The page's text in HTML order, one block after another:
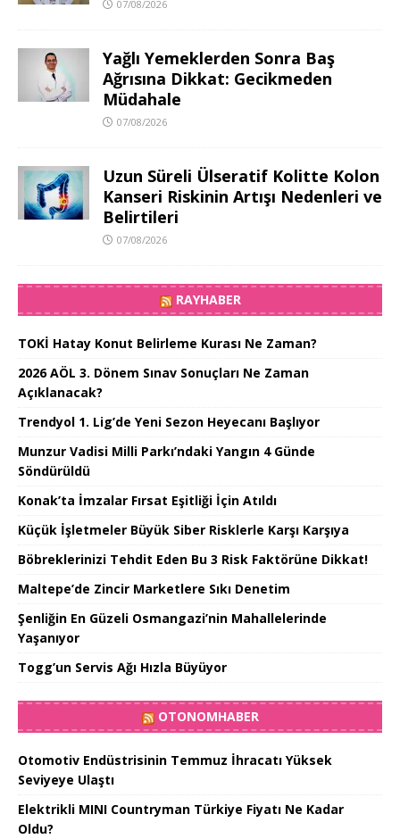
07/08/2026
Yağlı Yemeklerden Sonra Baş
Ağrısına Dikkat: Gecikmeden
Müdahale
07/08/2026
Uzun Süreli Ülseratif Kolitte Kolon
Kanseri Riskinin Artışı Nedenleri ve
Belirtileri
07/08/2026
RAYHABER
TOKİ Hatay Konut Belirleme Kurası Ne Zaman?
2026 AÖL 3. Dönem Sınav Sonuçları Ne Zaman
Açıklanacak?
Trendyol 1. Lig’de Yeni Sezon Heyecanı Başlıyor
Munzur Vadisi Milli Parkı’ndaki Yangın 4 Günde
Söndürüldü
Konak’ta İmzalar Fırsat Eşitliği İçin Atıldı
Küçük İşletmeler Büyük Siber Risklerle Karşı Karşıya
Böbreklerinizi Tehdit Eden Bu 3 Risk Faktörüne Dikkat!
Maltepe’de Zincir Marketlere Sıkı Denetim
Şenliğin En Güzeli Osmangazi’nin Mahallelerinde
Yaşanıyor
Togg’un Servis Ağı Hızla Büyüyor
OTONOMHABER
Otomotiv Endüstrisinin Temmuz İhracatı Yüksek
Seviyeye Ulaştı
Elektrikli MINI Countryman Türkiye Fiyatı Ne Kadar
Oldu?